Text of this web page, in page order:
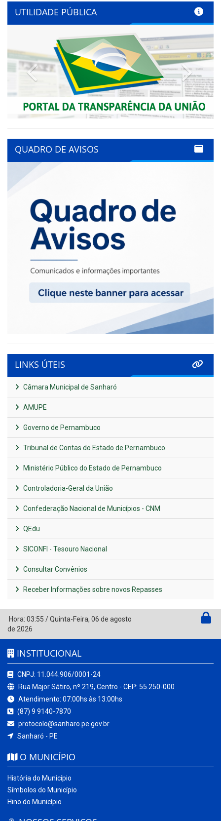
UTILIDADE PÚBLICA
Previous Next
QUADRO DE AVISOS
LINKS ÚTEIS
Câmara Municipal de Sanharó
AMUPE
Governo de Pernambuco
Tribunal de Contas do Estado de Pernambuco
Ministério Público do Estado de Pernambuco
Controladoria-Geral da União
Confederação Nacional de Municípios - CNM
QEdu
SICONFI - Tesouro Nacional
Consultar Convênios
Receber Informações sobre novos Repasses
Hora: 03:55 /Quinta-Feira, 06 de agosto
de 2026
INSTITUCIONAL
CNPJ: 11.044.906/0001-24
Rua Major Sátiro, nº 219, Centro - CEP: 55.250-000
Atendimento: 07:00hs às 13:00hs
(87) 9 9140-7870
protocolo@sanharo.pe.gov.br
Sanharó - PE
O MUNICÍPIO
História do Município
Símbolos do Município
Hino do Município